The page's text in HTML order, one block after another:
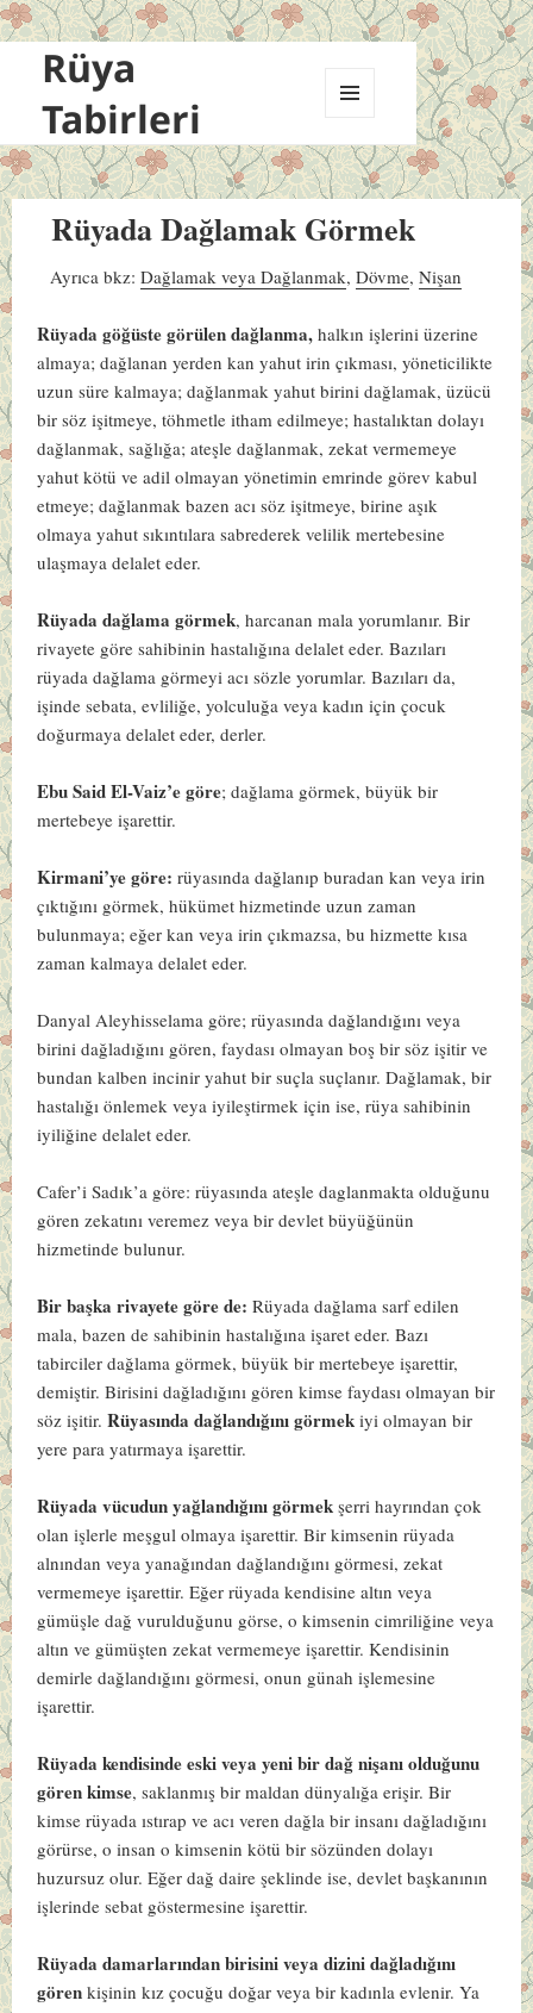
Rüya
Tabirleri
VE
BILEŞENLER
Rüyada Dağlamak Görmek
Ayrıca bkz:Dağlamak veya Dağlanmak,Dövme,Nişan
Rüyada göğüste görülen dağlanma, halkın işlerini üzerine
almaya; dağlanan yerden kan yahut irin çıkması, yöneticilikte
uzun süre kalmaya; dağlanmak yahut birini dağlamak, üzücü
bir söz işitmeye, töhmetle itham edilmeye; hastalıktan dolayı
dağlanmak, sağlığa; ateşle dağlanmak, zekat vermemeye
yahut kötü ve adil olmayan yönetimin emrinde görev kabul
etmeye; dağlanmak bazen acı söz işitmeye, birine aşık
olmaya yahut sıkıntılara sabrederek velilik mertebesine
ulaşmaya delalet eder.
Rüyada dağlama görmek, harcanan mala yorumlanır. Bir
rivayete göre sahibinin hastalığına delalet eder. Bazıları
rüyada dağlama görmeyi acı sözle yorumlar. Bazıları da,
işinde sebata, evliliğe, yolculuğa veya kadın için çocuk
doğurmaya delalet eder, derler.
Ebu Said El-Vaiz’e göre; dağlama görmek, büyük bir
mertebeye işarettir.
Kirmani’ye göre: rüyasında dağlanıp buradan kan veya irin
çıktığını görmek, hükümet hizmetinde uzun zaman
bulunmaya; eğer kan veya irin çıkmazsa, bu hizmette kısa
zaman kalmaya delalet eder.
Danyal Aleyhisselama göre; rüyasında dağlandığını veya
birini dağladığını gören, faydası olmayan boş bir söz işitir ve
bundan kalben incinir yahut bir suçla suçlanır. Dağlamak, bir
hastalığı önlemek veya iyileştirmek için ise, rüya sahibinin
iyiliğine delalet eder.
Cafer’i Sadık’a göre: rüyasında ateşle daglanmakta olduğunu
gören zekatını veremez veya bir devlet büyüğünün
hizmetinde bulunur.
Bir başka rivayete göre de: Rüyada dağlama sarf edilen
mala, bazen de sahibinin hastalığına işaret eder. Bazı
tabirciler dağlama görmek, büyük bir mertebeye işarettir,
demiştir. Birisini dağladığını gören kimse faydası olmayan bir
söz işitir.Rüyasında dağlandığını görmek iyi olmayan bir
yere para yatırmaya işarettir.
Rüyada vücudun yağlandığını görmek şerri hayrından çok
olan işlerle meşgul olmaya işarettir. Bir kimsenin rüyada
alnından veya yanağından dağlandığını görmesi, zekat
vermemeye işarettir. Eğer rüyada kendisine altın veya
gümüşle dağ vurulduğunu görse, o kimsenin cimriliğine veya
altın ve gümüşten zekat vermemeye işarettir. Kendisinin
demirle dağlandığını görmesi, onun günah işlemesine
işarettir.
Rüyada kendisinde eski veya yeni bir dağ nişanı olduğunu
gören kimse, saklanmış bir maldan dünyalığa erişir. Bir
kimse rüyada ıstırap ve acı veren dağla bir insanı dağladığını
görürse, o insan o kimsenin kötü bir sözünden dolayı
huzursuz olur. Eğer dağ daire şeklinde ise, devlet başkanının
işlerinde sebat göstermesine işarettir.
Rüyada damarlarından birisini veya dizini dağladığını
gören kişinin kız çocuğu doğar veya bir kadınla evlenir. Ya